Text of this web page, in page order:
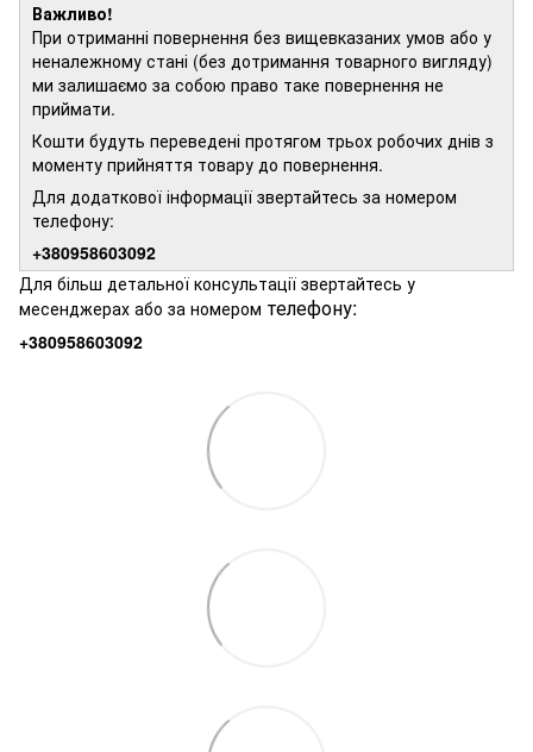
Важливо!
При отриманні повернення без вищевказаних умов або у
неналежному стані (без дотримання товарного вигляду)
ми залишаємо за собою право таке повернення не
приймати.
Кошти будуть переведені протягом трьох робочих днів з
моменту прийняття товару до повернення.
Для додаткової інформації звертайтесь за номером
телефону:
+380958603092
Для більш детальної консультації звертайтесь у
месенджерах або за номером телефону:
+380958603092